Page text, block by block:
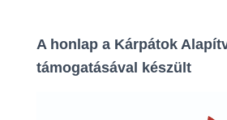
A honlap a Kárpátok
támogatásával készült